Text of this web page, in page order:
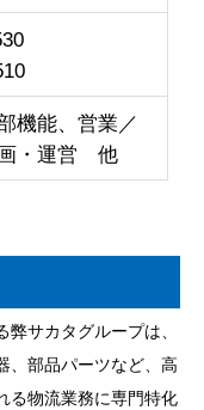
機能、営業／
・運営 他
サカタグループは、
、部品パーツなど、高
る物流業務に専門特化